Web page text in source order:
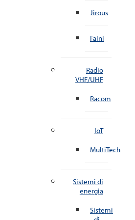
Jirous
Faini
Radio
VHF/UHF
Racom
IoT
MultiTech
Sistemi di
energia
Sistemi